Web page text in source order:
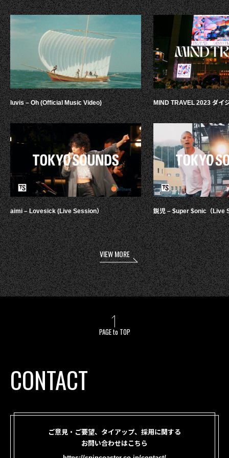
luvis – Oh (Official Music Video)
aimi – Lovesick (Live Session）
MIND TRAVEL 2023 ダイ
鋭児 – $uper $onic（Live
VIEW MORE
PAGE to TOP
CONTACT
ご意見・ご要望、タイアップ、採用に関する
お問い合わせはこちら